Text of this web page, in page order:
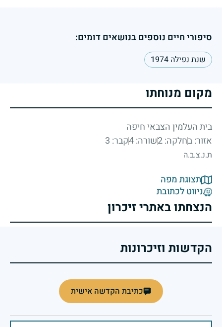
סיפורי חיים נוספים בנושאים דומים:
שנת נפילה 1974
מקום מנוחתו
בית העלמין הצבאי חיפה
אזור: בחלקה: 2 שורה: 4 קבר: 3
ת.נ.צ.ב.ה
תצוגת מפה
ניווט לכתובת
הנצחתו באתרי זיכרון
הקדשות וזיכרונות
כתיבת הקדשה אישית